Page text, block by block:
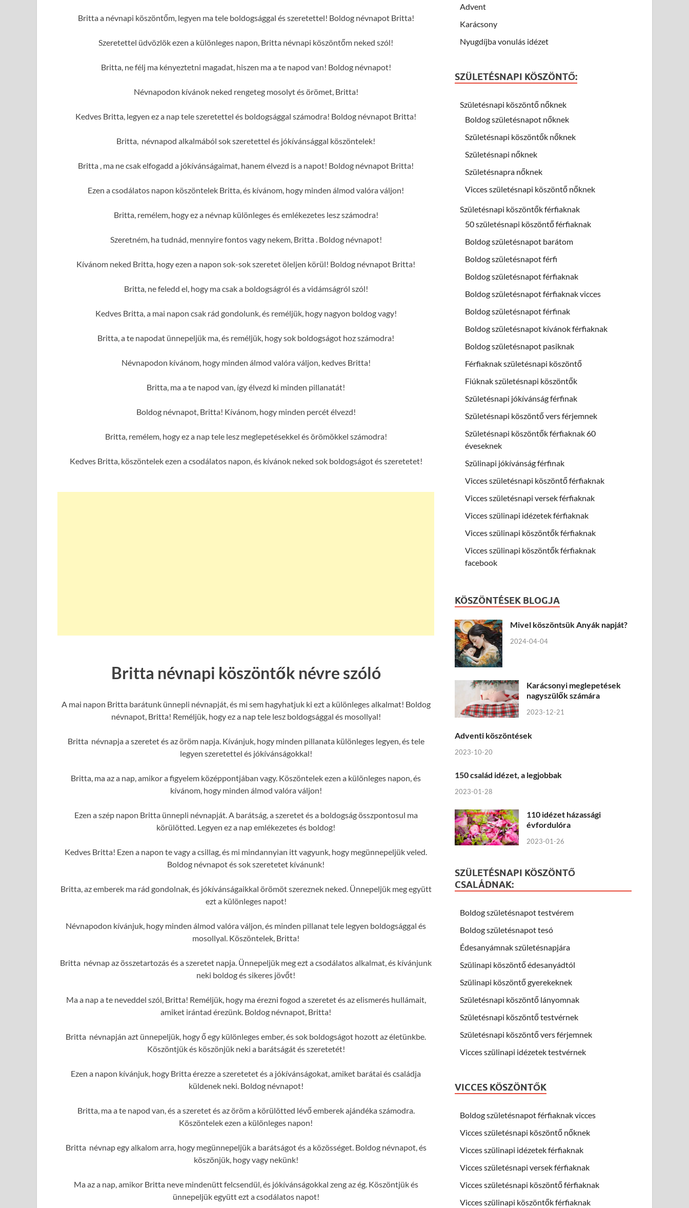
Britta a névnapi köszöntőm, legyen ma tele boldogsággal és szeretettel! Boldog névnapot Britta!
Szeretettel üdvözlök ezen a különleges napon, Britta névnapi köszöntőm neked szól!
Britta, ne félj ma kényeztetni magadat, hiszen ma a te napod van! Boldog névnapot!
Névnapodon kívánok neked rengeteg mosolyt és örömet, Britta!
Kedves Britta, legyen ez a nap tele szeretettel és boldogsággal számodra! Boldog névnapot Britta!
Britta, névnapod alkalmából sok szeretettel és jókívánsággal köszöntelek!
Britta , ma ne csak elfogadd a jókívánságaimat, hanem élvezd is a napot! Boldog névnapot Britta!
Ezen a csodálatos napon köszöntelek Britta, és kívánom, hogy minden álmod valóra váljon!
Britta, remélem, hogy ez a névnap különleges és emlékezetes lesz számodra!
Szeretném, ha tudnád, mennyire fontos vagy nekem, Britta . Boldog névnapot!
Kívánom neked Britta, hogy ezen a napon sok-sok szeretet öleljen körül! Boldog névnapot Britta!
Britta, ne feledd el, hogy ma csak a boldogságról és a vidámságról szól!
Kedves Britta, a mai napon csak rád gondolunk, és reméljük, hogy nagyon boldog vagy!
Britta, a te napodat ünnepeljük ma, és reméljük, hogy sok boldogságot hoz számodra!
Névnapodon kívánom, hogy minden álmod valóra váljon, kedves Britta!
Britta, ma a te napod van, így élvezd ki minden pillanatát!
Boldog névnapot, Britta! Kívánom, hogy minden percét élvezd!
Britta, remélem, hogy ez a nap tele lesz meglepetésekkel és örömökkel számodra!
Kedves Britta, köszöntelek ezen a csodálatos napon, és kívánok neked sok boldogságot és szeretetet!
Britta névnapi köszöntők névre szóló
A mai napon Britta barátunk ünnepli névnapját, és mi sem hagyhatjuk ki ezt a különleges alkalmat! Boldog
névnapot, Britta! Reméljük, hogy ez a nap tele lesz boldogsággal és mosollyal!
Britta névnapja a szeretet és az öröm napja. Kívánjuk, hogy minden pillanata különleges legyen, és tele
legyen szeretettel és jókívánságokkal!
Britta, ma az a nap, amikor a figyelem középpontjában vagy. Köszöntelek ezen a különleges napon, és
kívánom, hogy minden álmod valóra váljon!
Ezen a szép napon Britta ünnepli névnapját. A barátság, a szeretet és a boldogság összpontosul ma
körülötted. Legyen ez a nap emlékezetes és boldog!
Kedves Britta! Ezen a napon te vagy a csillag, és mi mindannyian itt vagyunk, hogy megünnepeljük veled.
Boldog névnapot és sok szeretetet kívánunk!
Britta, az emberek ma rád gondolnak, és jókívánságaikkal örömöt szereznek neked. Ünnepeljük meg együtt
ezt a különleges napot!
Névnapodon kívánjuk, hogy minden álmod valóra váljon, és minden pillanat tele legyen boldogsággal és
mosollyal. Köszöntelek, Britta!
Britta névnap az összetartozás és a szeretet napja. Ünnepeljük meg ezt a csodálatos alkalmat, és kívánjunk
neki boldog és sikeres jövőt!
Ma a nap a te neveddel szól, Britta! Reméljük, hogy ma érezni fogod a szeretet és az elismerés hullámait,
amiket irántad érezünk. Boldog névnapot, Britta!
Britta névnapján azt ünnepeljük, hogy ő egy különleges ember, és sok boldogságot hozott az életünkbe.
Köszöntjük és köszönjük neki a barátságát és szeretetét!
Ezen a napon kívánjuk, hogy Britta érezze a szeretetet és a jókívánságokat, amiket barátai és családja
küldenek neki. Boldog névnapot!
Britta, ma a te napod van, és a szeretet és az öröm a körülötted lévő emberek ajándéka számodra.
Köszöntelek ezen a különleges napon!
Britta névnap egy alkalom arra, hogy megünnepeljük a barátságot és a közösséget. Boldog névnapot, és
köszönjük, hogy vagy nekünk!
Ma az a nap, amikor Britta neve mindenütt felcsendül, és jókívánságokkal zeng az ég. Köszöntjük és
ünnepeljük együtt ezt a csodálatos napot!
Advent
Karácsony
Nyugdíjba vonulás idézet
SZÜLETÉSNAPI KÖSZÖNTŐ:
Születésnapi köszöntő nőknek
Boldog születésnapot nőknek
Születésnapi köszöntők nőknek
Születésnapi nőknek
Születésnapra nőknek
Vicces születésnapi köszöntő nőknek
Születésnapi köszöntők férfiaknak
50 születésnapi köszöntő férfiaknak
Boldog születésnapot barátom
Boldog születésnapot férfi
Boldog születésnapot férfiaknak
Boldog születésnapot férfiaknak vicces
Boldog születésnapot férfinak
Boldog születésnapot kívánok férfiaknak
Boldog születésnapot pasiknak
Férfiaknak születésnapi köszöntő
Fiúknak születésnapi köszöntők
Születésnapi jókívánság férfinak
Születésnapi köszöntő vers férjemnek
Születésnapi köszöntők férfiaknak 60
éveseknek
Szülinapi jókívánság férfinak
Vicces születésnapi köszöntő férfiaknak
Vicces születésnapi versek férfiaknak
Vicces szülinapi idézetek férfiaknak
Vicces szülinapi köszöntők férfiaknak
Vicces szülinapi köszöntők férfiaknak
facebook
KÖSZÖNTÉSEK BLOGJA
Mivel köszöntsük Anyák napját?
2024-04-04
Karácsonyi meglepetések
nagyszülők számára
2023-12-21
Adventi köszöntések
2023-10-20
150 család idézet, a legjobbak
2023-01-28
110 idézet házassági
évfordulóra
2023-01-26
SZÜLETÉSNAPI KÖSZÖNTŐ
CSALÁDNAK:
Boldog születésnapot testvérem
Boldog születésnapot tesó
Édesanyámnak születésnapjára
Szülinapi köszöntő édesanyádtól
Szülinapi köszöntő gyerekeknek
Születésnapi köszöntő lányomnak
Születésnapi köszöntő testvérnek
Születésnapi köszöntő vers férjemnek
Vicces szülinapi idézetek testvérnek
VICCES KÖSZÖNTŐK
Boldog születésnapot férfiaknak vicces
Vicces születésnapi köszöntő nőknek
Vicces szülinapi idézetek férfiaknak
Vicces születésnapi versek férfiaknak
Vicces születésnapi köszöntő férfiaknak
Vicces szülinapi köszöntők férfiaknak